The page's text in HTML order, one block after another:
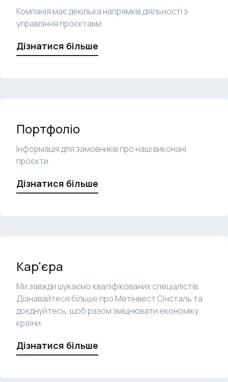
Компанія має декілька напрямків діяльності з
управління проєктами
Дізнатися більше
Портфоліо
Інформація для замовників про наші виконані
проєкти
Дізнатися більше
Кар'єра
Ми завжди шукаємо кваліфікованих спеціалістів.
Дізнавайтеся більше про Метінвест Січсталь та
доєднуйтесь, щоб разом зміцнювати економіку
країни
Дізнатися більше